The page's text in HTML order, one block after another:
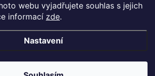
webu vyjadřujete souhlas s jejich
informací zde.
Nastavení
Prozachranu.cz. Všechna práva vyhrazena.